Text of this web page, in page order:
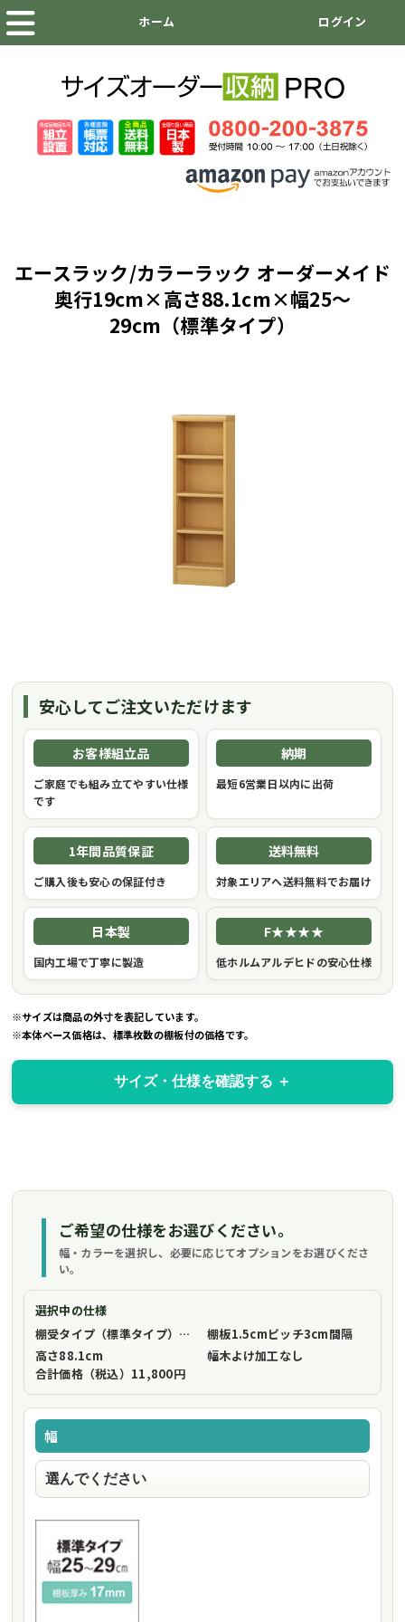
エースラック/カラーラック オーダーメイド
奥行19cm×高さ88.1cm×幅25～
29cm（標準タイプ）
安心してご注文いただけます
お客様組立品
ご家庭でも組み立てやすい仕様
です
納期
最短6営業日以内に出荷
1年間品質保証
ご購入後も安心の保証付き
送料無料
対象エリアへ送料無料でお届け
日本製
国内工場で丁寧に製造
F★★★★
低ホルムアルデヒドの安心仕様
※サイズは商品の外寸を表記しています。
※本体ベース価格は、標準枚数の棚板付の価格です。
サイズ・仕様を確認する
ご希望の仕様をお選びください。
幅・カラーを選択し、必要に応じてオプションをお選びくださ
い。
選択中の仕様
棚受タイプ（標準タイプ）
フリーストップ棚受（標準仕様）
棚板1.5cmピッチ3cm間隔
高さ88.1cm 幅木よけ加工なし
合計価格（税込） 11,800円
幅